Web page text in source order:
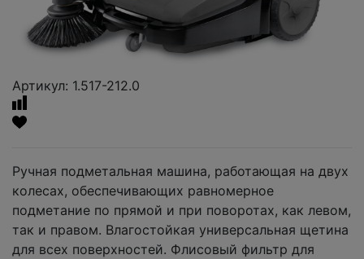
Артикул: 1.517-212.0
Ручная подметальная машина, работающая на двух
колесах, обеспечивающих равномерное
подметание по прямой и при поворотах, как левом,
так и правом. Влагостойкая универсальная щетина
для всех поверхностей. Флисовый фильтр для